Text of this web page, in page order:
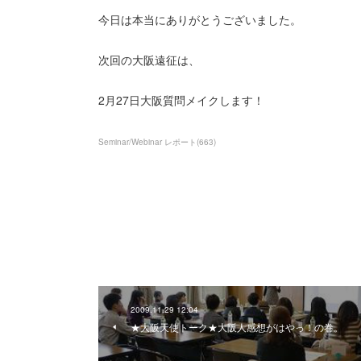
今日は本当にありがとうございました。
次回の大阪遠征は、
2月27日大阪質問メイクします！
Seminar/Webinar レポート (663)
2009.11.29 12:04
★大阪天使トーク★大阪人感想がはやっ！の巻。